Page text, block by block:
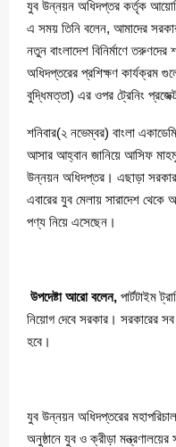
যুব উন্নয়ন অধিদপ্তর কর্তৃক
এ সময় তিনি বলেন, আমাদের
নতুন বাংলাদেশ বিনির্মাণে
অধিদপ্তরের প্রশিক্ষণ কার্যক্রম
বুদ্ধিমত্তা) এর ওপর ট্রেনিং
শনিবার(২ নভেম্বর) বাংলা
আসার আহ্বান জানিয়ে আসিফ
উন্নয়ন অধিদপ্তর। এছাড়া
এবারের যুব মেলায় সারাদেশ
পণ্য নিয়ে এসেছেন।
উপদেষ্টা আরো বলেন, পার্টটাইম
নিয়োগ দেবে সরকার। সরকারের
হবে।
যুব উন্নয়ন অধিদপ্তরের
অনুষ্ঠানে যুব ও ক্রীড়া